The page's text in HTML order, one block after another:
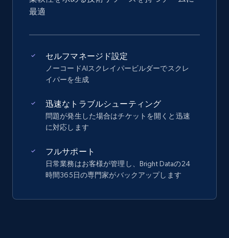
最適
セルフマネージド設定
ノーコードAIスクレイパービルダーでスクレ
イパーを生成
迅速なトラブルシューティング
問題が発生した場合はチケットを開くと迅速
に対応します
フルサポート
日常業務はお客様が管理し、Bright Dataの24
時間365日の専門家がバックアップします